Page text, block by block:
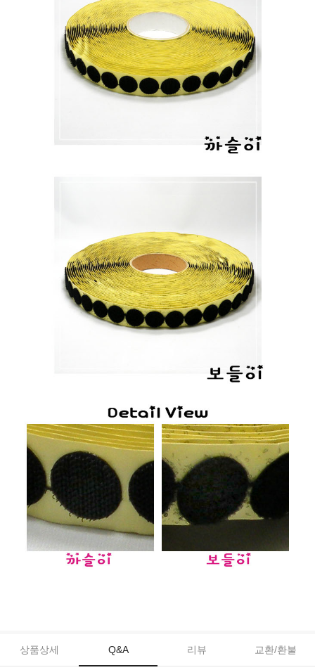
상품상세 Q&A 리뷰 교환/환불